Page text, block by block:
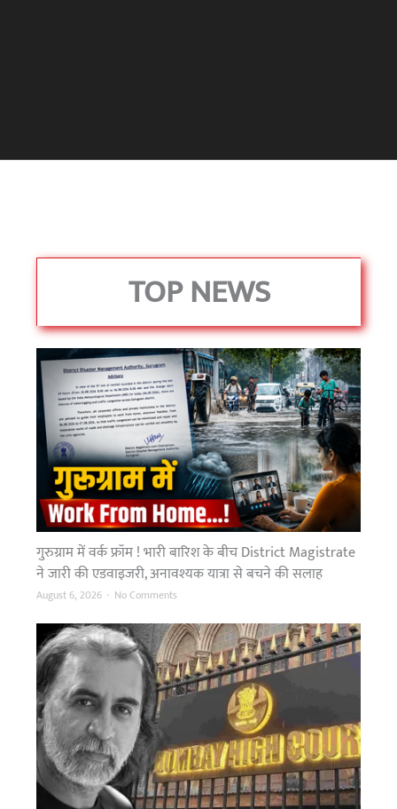
TOP NEWS
गुरुग्राम में वर्क फ्रॉम ! भारी बारिश के बीच District Magistrate
ने जारी की एडवाइजरी, अनावश्यक यात्रा से बचने की सलाह
August 6, 2026 No Commentso
गु
रु
ग्रा
म
र्क
फ्रॉ
म